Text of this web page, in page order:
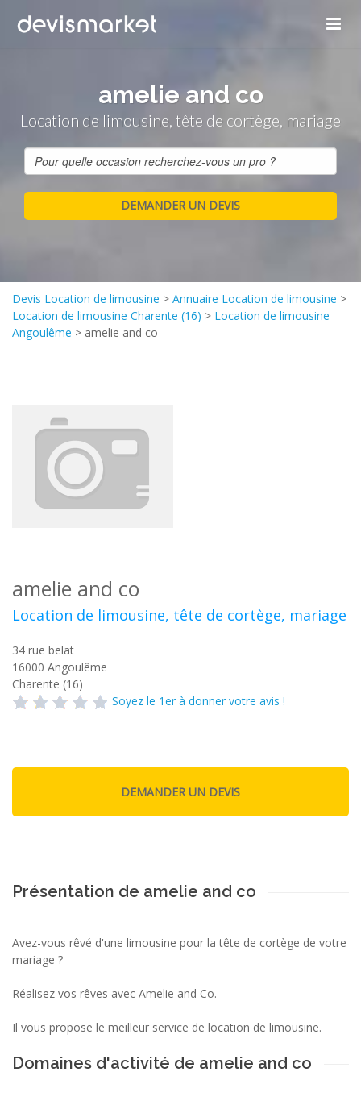
amelie and co
Location de limousine, tête de cortège, mariage
Devis Location de limousine > Annuaire Location de limousine >
Location de limousine Charente (16) > Location de limousine
Angoulême > amelie and co
amelie and co
Location de limousine, tête de cortège, mariage
34 rue belat
16000 Angoulême
Charente (16)
Soyez le 1er à donner votre avis !
Présentation de amelie and co
Avez-vous rêvé d'une limousine pour la tête de cortège de votre
mariage ?
Réalisez vos rêves avec Amelie and Co.
Il vous propose le meilleur service de location de limousine.
Domaines d'activité de amelie and co